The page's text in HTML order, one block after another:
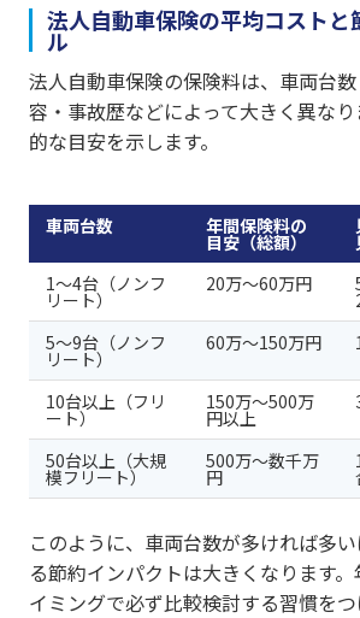
法人自動車保険の平均コストと
ル
法人自動車保険の保険料は、車両台
容・事故歴などによって大きく異な
的な目安を示します。
車両台数 年間保険料の
目安（総額）
1〜4台（ノンフ
リート）
20万〜60万円
5〜9台（ノンフ
リート）
60万〜150万円
10台以上（フリ
ート）
150万〜500万
円以上
50台以上（大規
模フリート）
500万〜数千万
円
このように、車両台数が多ければ多
る節約インパクトは大きくなります
イミングで必ず比較検討する習慣をつ